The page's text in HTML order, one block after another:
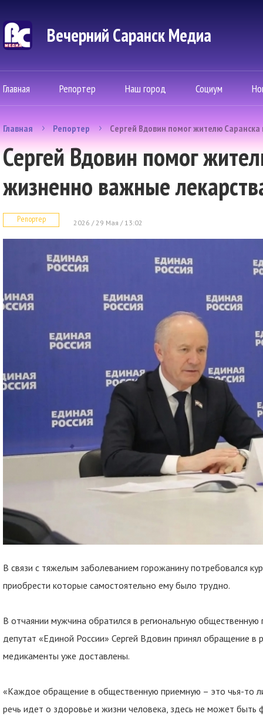
Вечерний Саранск Mедиа
Главная Репортер Наш город Социум
Главная Репортер Сергей Вдовин помог жителю
Сергей Вдовин помог
жизненно важные
Репортер 2026 / 29 Мая / 13:02
В связи с тяжелым заболеванием горожанину потребовался
приобрести которые самостоятельно ему было трудно.
В отчаянии мужчина обратился в региональную
депутат «Единой России» Сергей Вдовин принял обращение
медикаменты уже доставлены.
«Каждое обращение в общественную приемную – это чья-то
речь идет о здоровье и жизни человека, здесь не может